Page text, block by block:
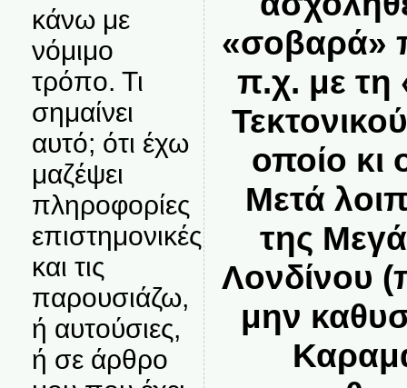
κάνω με
νόμιμο
τρόπο. Τι
σημαίνει
αυτό; ότι έχω
μαζέψει
πληροφορίες
επιστημονικές
και τις
παρουσιάζω,
ή αυτούσιες,
ή σε άρθρο
«σοβαρά»
π.χ. με τη
οποίο κι
Μετά
της
Λονδίνου
μην